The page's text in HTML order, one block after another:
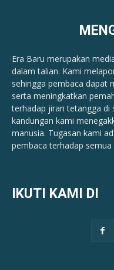
Era Baru merupakan
dalam talian. Kami
sehingga pembaca dapat
serta meningkatkan
terhadap jiran tetangga di
kandungan kami
manusia. Tugasan kami
pembaca terhadap semua
IKUTI KAMI DI